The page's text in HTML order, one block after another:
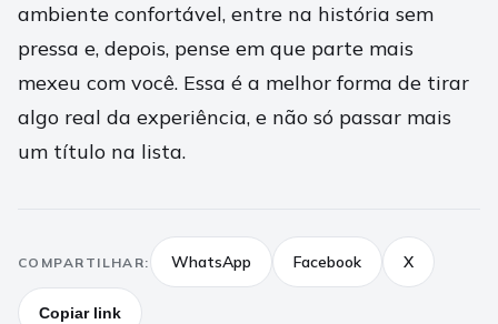
ambiente confortável, entre na história sem
pressa e, depois, pense em que parte mais
mexeu com você. Essa é a melhor forma de tirar
algo real da experiência, e não só passar mais
um título na lista.
COMPARTILHAR: WhatsApp Facebook X
Copiar link